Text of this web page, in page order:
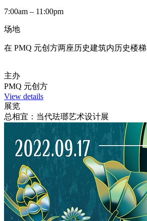
7:00am – 11:00pm
场地
在 PMQ 元创方两座历史建筑内历史楼梯
主办
PMQ 元创方
View details
展览
总相宜：当代珐瑯艺术设计展